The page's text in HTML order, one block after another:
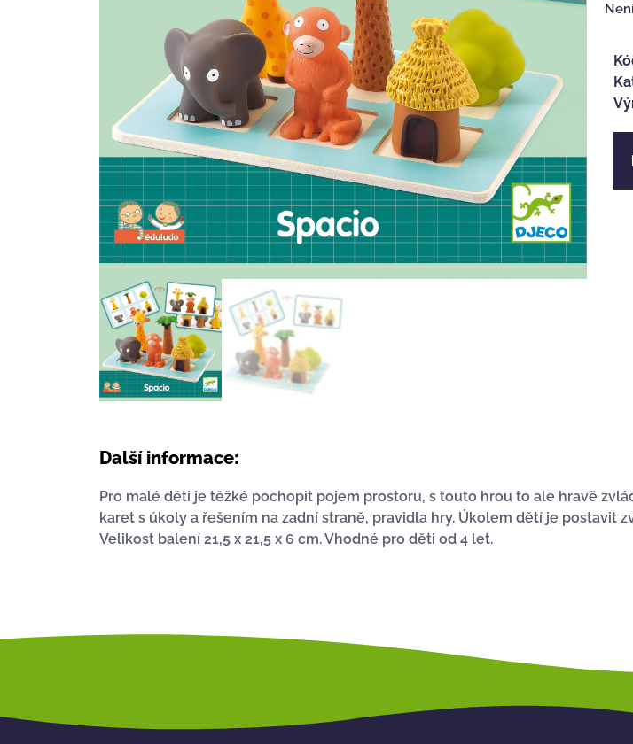
Další informace:
Pro malé děti je těžké pochopit pojem prostoru, s touto hrou to ale hravě
karet s úkoly a řešením na zadní straně, pravidla hry. Úkolem dětí je postavit
Velikost balení 21,5 x 21,5 x 6 cm. Vhodné pro děti od 4 let.